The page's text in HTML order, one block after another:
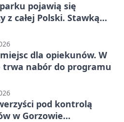
pojawią się
z całej Polski. Stawką
miejsc dla opiekunów. W
trwa nabór do programu
pod kontrolą
w Gorzowie